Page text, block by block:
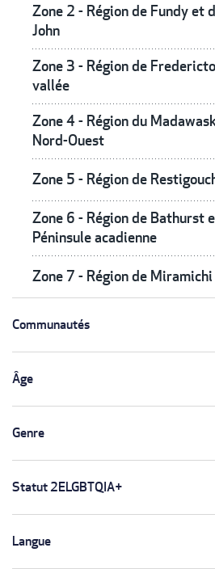
Zone 2 - Région de Fundy et
John
Zone 3 - Région de
vallée
Zone 4 - Région du
Nord-Ouest
Zone 5 - Région de
Zone 6 - Région de Bathurst
Péninsule acadienne
Zone 7 - Région de Miramichi
Communautés
Âge
Genre
Statut 2ELGBTQIA+
Langue